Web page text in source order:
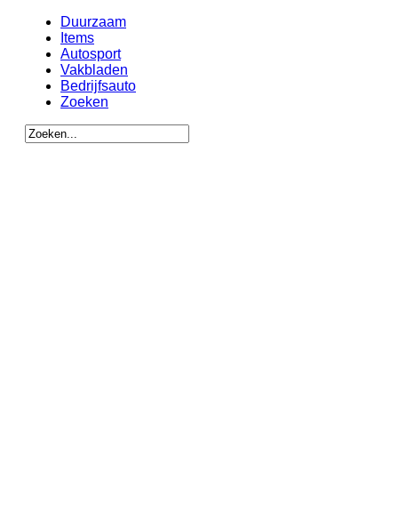
Duurzaam
Items
Autosport
Vakbladen
Bedrijfsauto
Zoeken